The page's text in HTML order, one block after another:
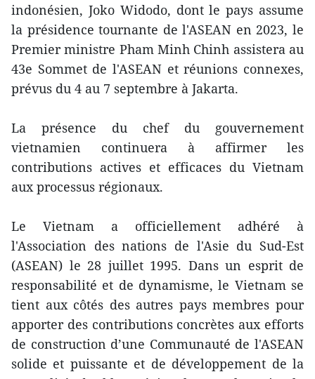
indonésien, Joko Widodo, dont le pays assume
la présidence tournante de l'ASEAN en 2023, le
Premier ministre Pham Minh Chinh assistera au
43e Sommet de l'ASEAN et réunions connexes,
prévus du 4 au 7 septembre à Jakarta.
La présence du chef du gouvernement
vietnamien continuera à affirmer les
contributions actives et efficaces du Vietnam
aux processus régionaux.
Le Vietnam a officiellement adhéré à
l'Association des nations de l'Asie du Sud-Est
(ASEAN) le 28 juillet 1995. Dans un esprit de
responsabilité et de dynamisme, le Vietnam se
tient aux côtés des autres pays membres pour
apporter des contributions concrètes aux efforts
de construction d’une Communauté de l'ASEAN
solide et puissante et de développement de la